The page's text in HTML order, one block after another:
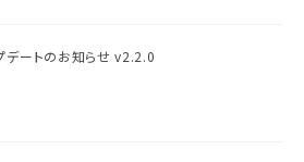
デートのお知らせ v2.2.0